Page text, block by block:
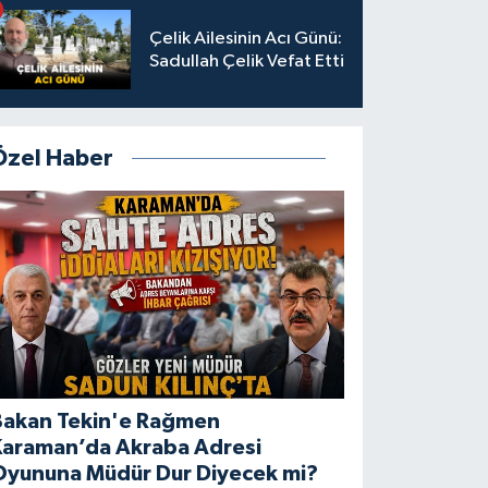
Çelik Ailesinin Acı Günü:
Sadullah Çelik Vefat Etti
Haber
Tekin'e Rağmen
Akraba Adresi
Müdür Dur Diyecek mi?